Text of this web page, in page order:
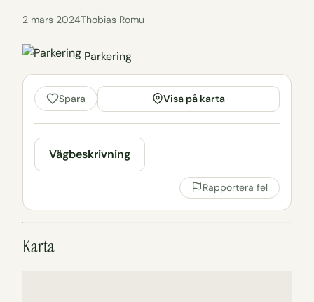
2 mars 2024Thobias Romu
Parkering
Spara Visa på karta
Vägbeskrivning
Rapportera fel
Karta